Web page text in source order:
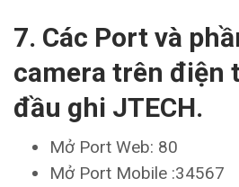
7. Các Port và
camera trên điện
đầu ghi JTECH.
Mở Port Web: 80
Mở Port Mobile :34567